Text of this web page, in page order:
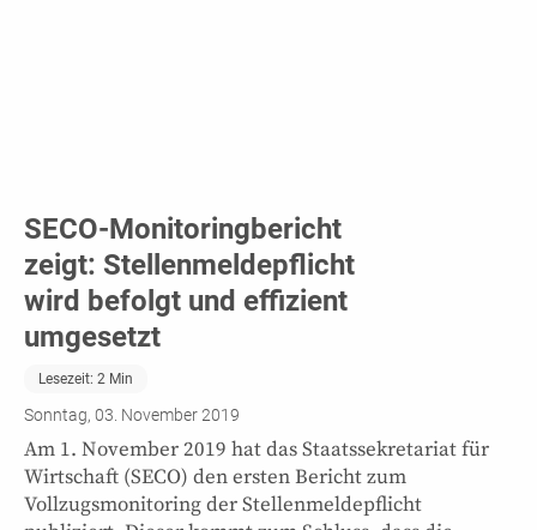
SECO-Monitoringbericht
zeigt: Stellenmeldepflicht
wird befolgt und effizient
umgesetzt
Lesezeit: 2 Min
Sonntag, 03. November 2019
Am 1. November 2019 hat das Staatssekretariat für
Wirtschaft (SECO) den ersten Bericht zum
Vollzugsmonitoring der Stellenmeldepflicht